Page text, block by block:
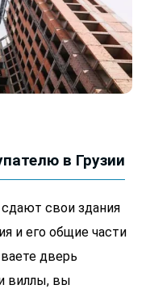
в Грузии
сдают свои здания
и его общие части
дверь
виллы, вы